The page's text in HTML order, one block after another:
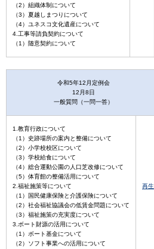
（2）組織体制について
（3）夏越しまつりについて
（4）ユネスコ文化遺産について
4.工事等請負契約について
（1）随意契約について
令和5年12月定例会
12月8日
一般質問（一問一答）
1.教育行政について
（1）史跡場所の案内と整備について
（2）小学校校区について
（3）学校給食について
（4）総合運動公園の人口芝改修について
（5）体育館の整備活用について
2.福祉施策等について
（1）国民健康保険と介護保険について
（2）社会福祉協議会の低賃金問題について
（3）福祉施策の充実度について
3.ボート財源の活用について
（1）ボート基金について
（2）ソフト事業への活用について
再生